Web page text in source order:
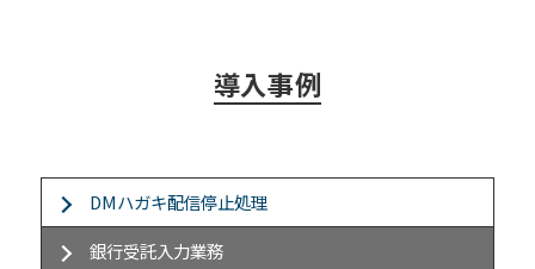
導入事例
DMハガキ配信停止処理
銀行受託入力業務